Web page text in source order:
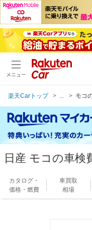
メニュー
楽天Carトップ モコ
日産 モコの車検
カタログ・
価格・燃費
車買取
相場